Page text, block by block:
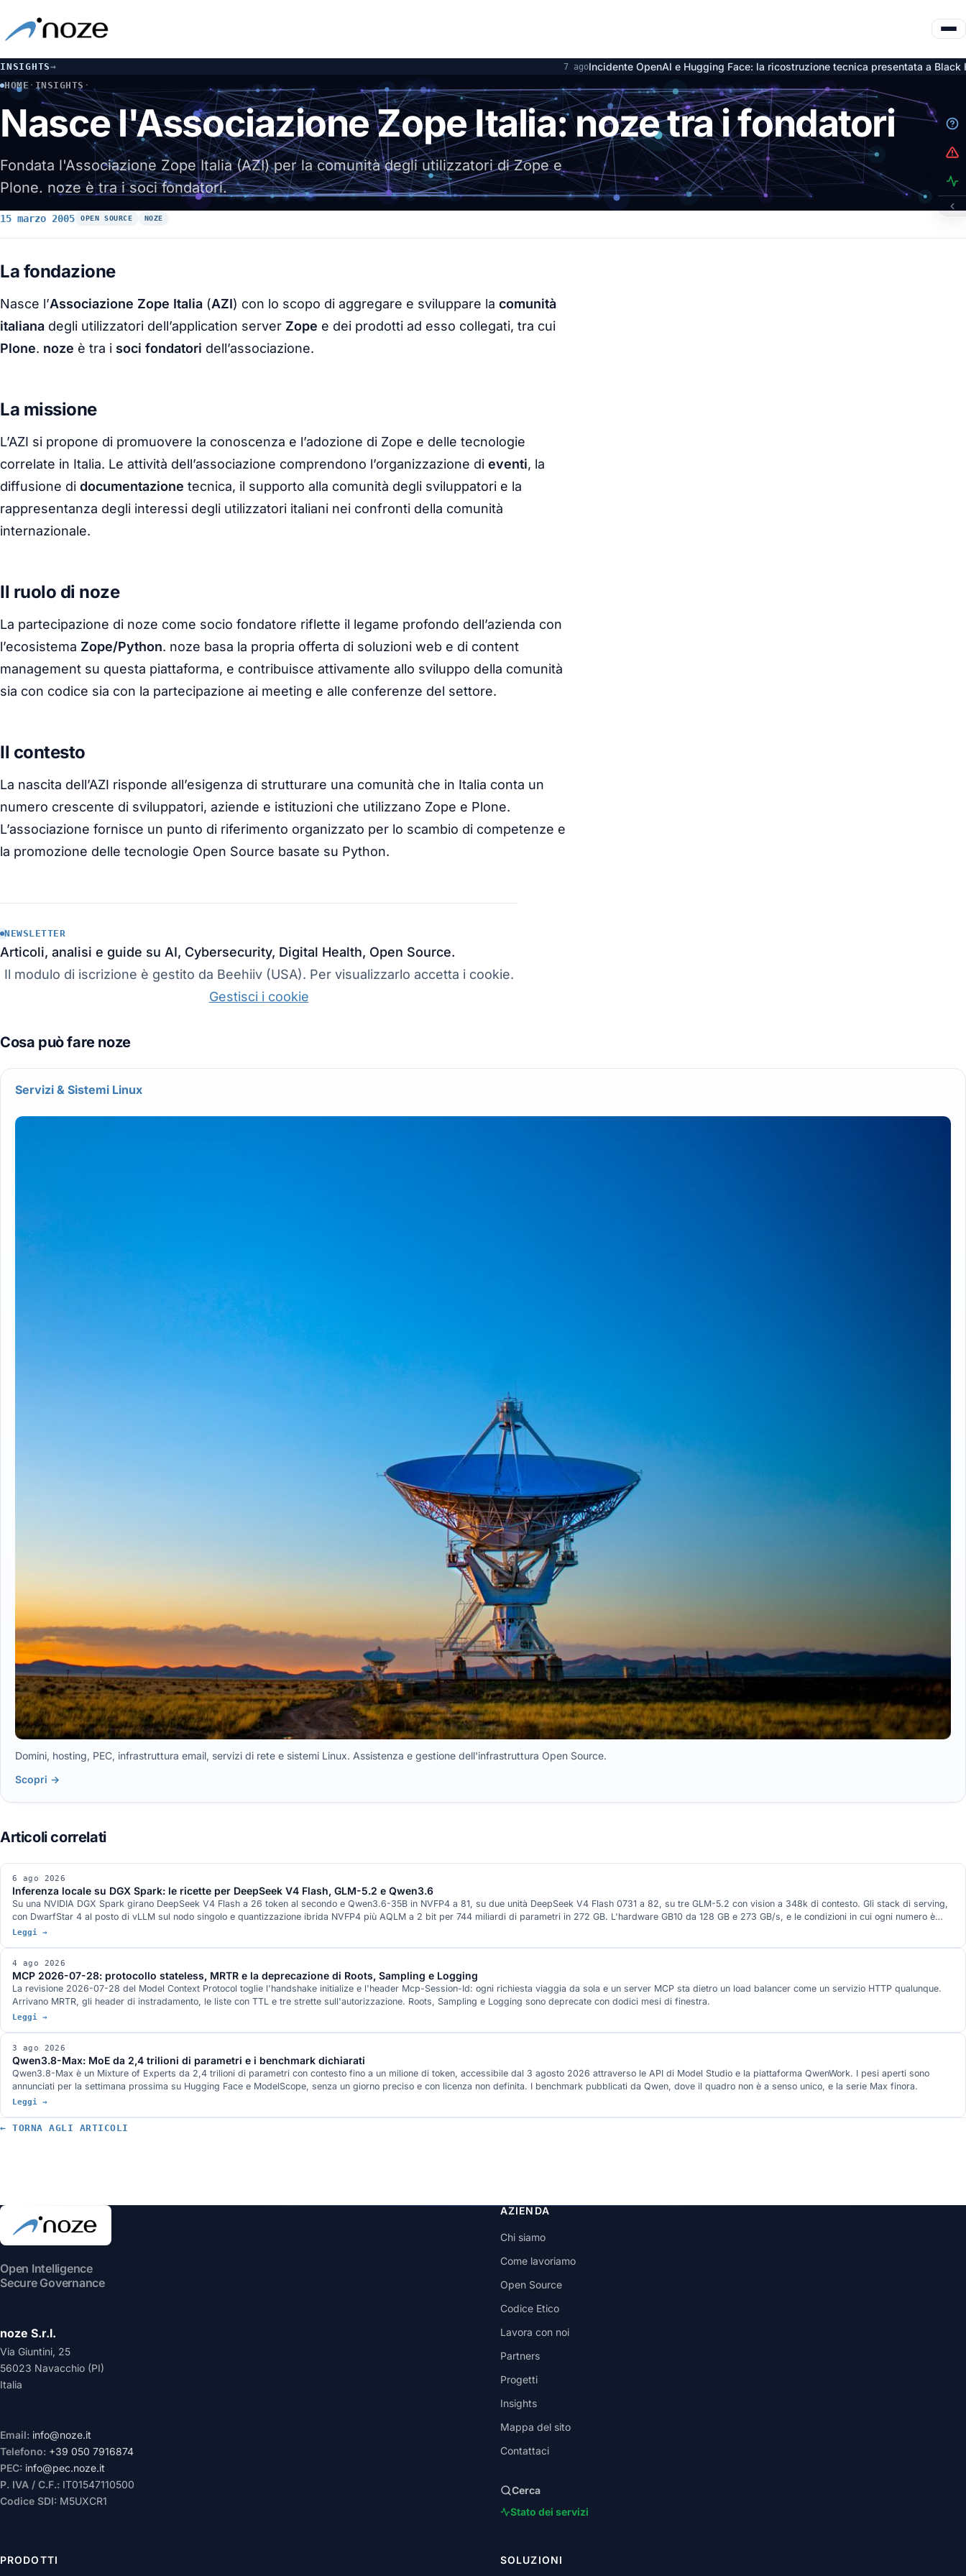
INSIGHTS→ Incidente OpenAI e Hugging Face: la ricostruzione tecnica presentata a Black Hat6 agoInferenza
HOME · INSIGHTS ·
NASCE L'ASSOCIAZIONE ZOPE ITALIA: NOZE TRA I FONDATORI
Nasce l'Associazione Zope Italia: noze tra i fondatori
Fondata l'Associazione Zope Italia (AZI) per la comunità degli utilizzatori di Zope e
Plone. noze è tra i soci fondatori.
15 marzo 2005 OPEN SOURCE NOZE
Servizi & Sistemi Linux
Domini, hosting, PEC, infrastruttura email, servizi di rete e sistemi Linux. Assistenza e gestione dell'infrastruttura Open Source.
Scopri →
6 ago 2026
Inferenza locale su DGX Spark: le ricette per DeepSeek V4 Flash, GLM-5.2 e Qwen3.6
Su una NVIDIA DGX Spark girano DeepSeek V4 Flash a 26 token al secondo e Qwen3.6-35B in NVFP4 a 81, su due unità DeepSeek V4 Flash 0731 a 82, su tre GLM-5.2 con vision a 348k di contesto. Gli stack di serving,
con DwarfStar 4 al posto di vLLM sul nodo singolo e quantizzazione ibrida NVFP4 più AQLM a 2 bit per 744 miliardi di parametri in 272 GB. L'hardware GB10 da 128 GB e 273 GB/s, e le condizioni in cui ogni numero è
stato misurato.
Leggi →
4 ago 2026
MCP 2026-07-28: protocollo stateless, MRTR e la deprecazione di Roots, Sampling e Logging
La revisione 2026-07-28 del Model Context Protocol toglie l'handshake initialize e l'header Mcp-Session-Id: ogni richiesta viaggia da sola e un server MCP sta dietro un load balancer come un servizio HTTP qualunque.
Arrivano MRTR, gli header di instradamento, le liste con TTL e tre strette sull'autorizzazione. Roots, Sampling e Logging sono deprecate con dodici mesi di finestra.
Leggi →
3 ago 2026
Qwen3.8-Max: MoE da 2,4 trilioni di parametri e i benchmark dichiarati
Qwen3.8-Max è un Mixture of Experts da 2,4 trilioni di parametri con contesto fino a un milione di token, accessibile dal 3 agosto 2026 attraverso le API di Model Studio e la piattaforma QwenWork. I pesi aperti sono
annunciati per la settimana prossima su Hugging Face e ModelScope, senza un giorno preciso e con licenza non definita. I benchmark pubblicati da Qwen, dove il quadro non è a senso unico, e la serie Max finora.
Leggi →
La fondazione
Nasce l’Associazione Zope Italia (AZI) con lo scopo di aggregare e sviluppare la comunità
italiana degli utilizzatori dell’application server Zope e dei prodotti ad esso collegati, tra cui
Plone. noze è tra i soci fondatori dell’associazione.
La missione
L’AZI si propone di promuovere la conoscenza e l’adozione di Zope e delle tecnologie
correlate in Italia. Le attività dell’associazione comprendono l’organizzazione di eventi, la
diffusione di documentazione tecnica, il supporto alla comunità degli sviluppatori e la
rappresentanza degli interessi degli utilizzatori italiani nei confronti della comunità
internazionale.
Il ruolo di noze
La partecipazione di noze come socio fondatore riflette il legame profondo dell’azienda con
l’ecosistema Zope/Python. noze basa la propria offerta di soluzioni web e di content
management su questa piattaforma, e contribuisce attivamente allo sviluppo della comunità
sia con codice sia con la partecipazione ai meeting e alle conferenze del settore.
Il contesto
La nascita dell’AZI risponde all’esigenza di strutturare una comunità che in Italia conta un
numero crescente di sviluppatori, aziende e istituzioni che utilizzano Zope e Plone.
L’associazione fornisce un punto di riferimento organizzato per lo scambio di competenze e
la promozione delle tecnologie Open Source basate su Python.
NEWSLETTER
Articoli, analisi e guide su AI, Cybersecurity, Digital Health, Open Source.
Il modulo di iscrizione è gestito da Beehiiv (USA). Per visualizzarlo accetta i cookie.
Gestisci i cookie
← TORNA AGLI ARTICOLI
Open Intelligence
Secure Governance
noze S.r.l.
Via Giuntini, 25
56023 Navacchio (PI)
Italia
Email: info@noze.it
Telefono: +39 050 7916874
PEC: info@pec.noze.it
P. IVA / C.F.: IT01547110500
Codice SDI: M5UXCR1
AZIENDA
Chi siamo
Come lavoriamo
Open Source
Codice Etico
Lavora con noi
Partners
Progetti
Insights
Mappa del sito
Contattaci
Cerca
Stato dei servizi
PRODOTTI SOLUZIONI